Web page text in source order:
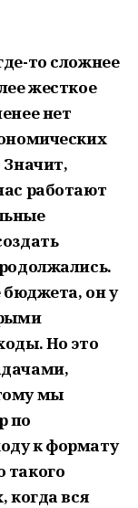
то сложнее
жесткое
нет
Значит,
работают
бюджета, он у
Но это
мы
по
к формату
такого
когда вся